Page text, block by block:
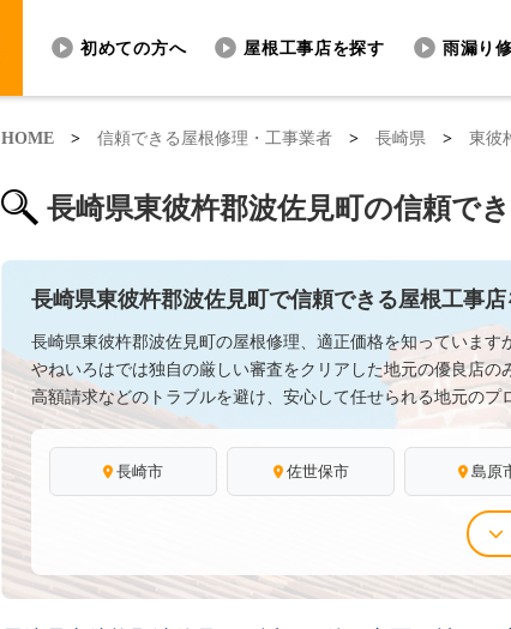
初めての方へ 屋根工事店を探す 雨漏り
HOME > 信頼できる屋根修理・工事業者 > 長崎県 > 東彼
長崎県東彼杵郡波佐見町の信頼で
長崎県東彼杵郡波佐見町で信頼できる屋根工事
長崎県東彼杵郡波佐見町の屋根修理、適正価格を知っています
やねいろはでは独自の厳しい審査をクリアした地元の優良店の
高額請求などのトラブルを避け、安心して任せられる地元のプ
長崎市 佐世保市 島原